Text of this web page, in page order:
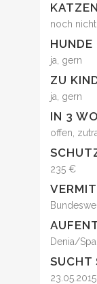
KATZEN
noch
HUNDE
ja, gern
ZU
ja, gern
IN 3
offen,
235 €
Denia/
SUCHT
23.05.2015